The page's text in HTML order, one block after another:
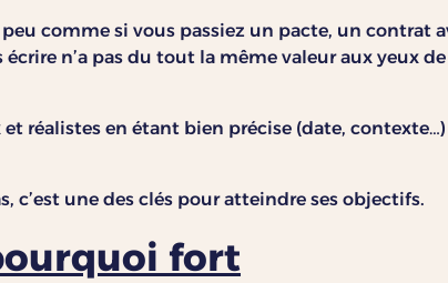
comme si vous passiez un pacte, un contrat
n’a pas du tout la même valeur aux yeux
réalistes en étant bien précise (date,
c’est une des clés pour atteindre ses objectifs.
fort